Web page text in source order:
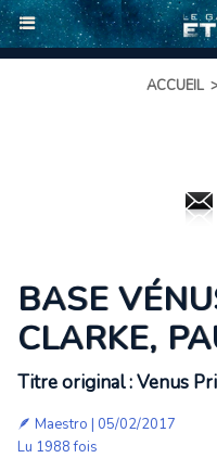
ACCUEIL
BASE
CLARKE,
Titre original : Venus
🪶 Maestro | 05/02/2017
Lu 1988 fois